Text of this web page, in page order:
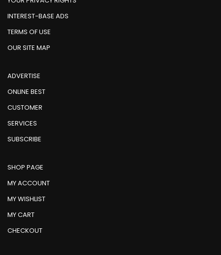
SHOP PAGE
MY ACCOUNT
MY WISHLIST
CHECKOUT